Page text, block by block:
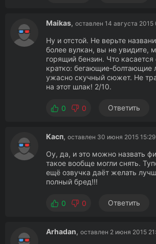
Maikas, оставлен 14 августа 2015
Ну и отстой. Не верьте
более вулкан, вы не увидите,
горящий бензин. Что
кратко: бегающие-болтающие
ужасно скучный сюжет. Не
на этот шлак! 2/10.
0 0 Ответить
Касп, оставлен 30 июня 2015 15:29
Оу, да, и это можно назвать
такое вообще могли снять.
ещё озвучка даёт желать
полный бред!!!
0 0 Ответить
Arhadan, оставлен 2 июня 2015